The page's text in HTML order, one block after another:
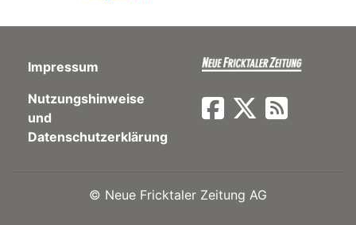
Paper
App
Impressum
Nutzungshinweise
und
Datenschutzerklärung
© Neue Fricktaler Zeitung AG